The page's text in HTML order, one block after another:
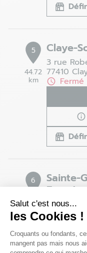
Salut c'est nous...
les Cookies !
Plateforme
Croquants ou fondants,
mangent pas mais nous
5
44.72
km
Claye-
3 rue
77410
6
44.86
km
Sainte-
Fermé
8 avenue
91700
Fermé